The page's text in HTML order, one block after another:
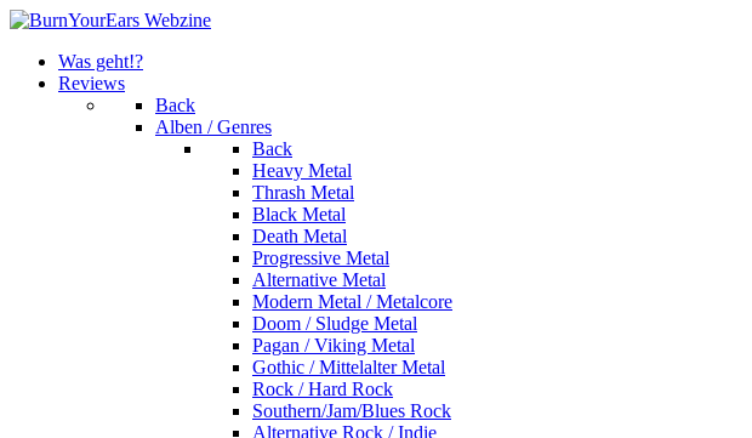
Was geht!?
Reviews
Back
Alben / Genres
Back
Heavy Metal
Thrash Metal
Black Metal
Death Metal
Progressive Metal
Alternative Metal
Modern Metal / Metalcore
Doom / Sludge Metal
Pagan / Viking Metal
Gothic / Mittelalter Metal
Rock / Hard Rock
Southern/Jam/Blues Rock
Alternative Rock / Indie